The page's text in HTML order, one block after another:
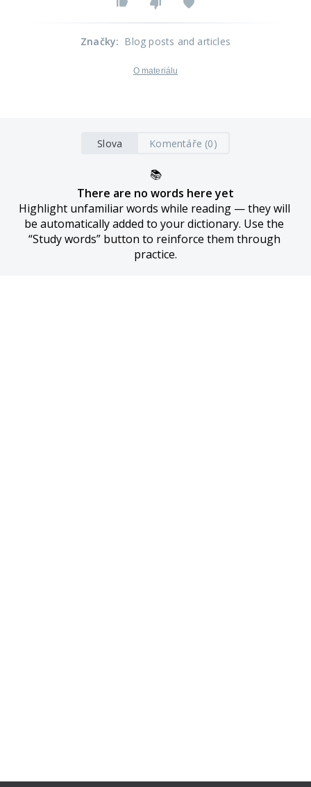
Značky: Blog posts and articles
O materiálu
Slova Komentáře (0)
📚
There are no words here yet
Highlight unfamiliar words while reading — they will
be automatically added to your dictionary. Use the
“Study words” button to reinforce them through
practice.